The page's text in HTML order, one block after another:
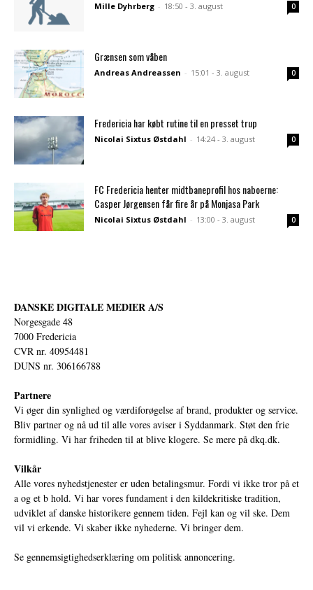
Mille Dyhrberg - 18:50 - 3. august 0
Grænsen som våben
Andreas Andreassen - 15:01 - 3. august 0
Fredericia har købt rutine til en presset trup
Nicolai Sixtus Østdahl - 14:24 - 3. august 0
FC Fredericia henter midtbaneprofil hos naboerne:
Casper Jørgensen får fire år på Monjasa Park
Nicolai Sixtus Østdahl - 13:00 - 3. august 0
DANSKE DIGITALE MEDIER A/S
Norgesgade 48
7000 Fredericia
CVR nr. 40954481
DUNS nr. 306166788
Partnere
Vi øger din synlighed og værdiforøgelse af brand, produkter og service.
Bliv partner og nå ud til alle vores aviser i Syddanmark. Støt den frie
formidling. Vi har friheden til at blive klogere. Se mere på dkq.dk.
Vilkår
Alle vores nyhedstjenester er uden betalingsmur. Fordi vi ikke tror på et
a og et b hold. Vi har vores fundament i den kildekritiske tradition,
udviklet af danske historikere gennem tiden. Fejl kan og vil ske. Dem
vil vi erkende. Vi skaber ikke nyhederne. Vi bringer dem.
Se gennemsigtighedserklæring om politisk annoncering.